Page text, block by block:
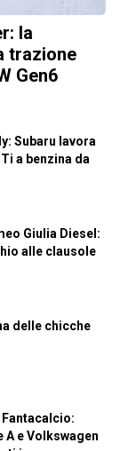
la
trazione
Gen6
Subaru lavora
a benzina da
Giulia Diesel:
alle clausole
delle chicche
A e Volkswagen